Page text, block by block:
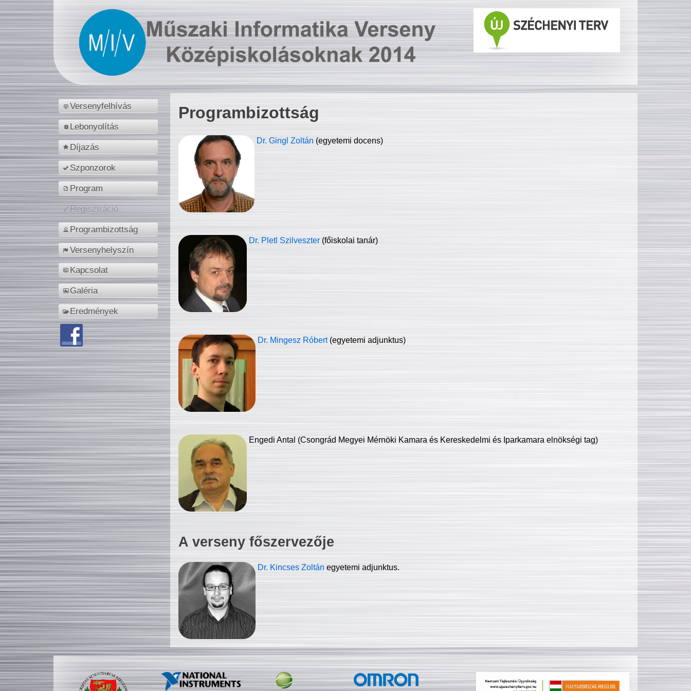
Versenyfelhívás
Lebonyolítás
Díjazás
Szponzorok
Program
Regisztráció
Programbizottság
Versenyhelyszín
Kapcsolat
Galéria
Eredmények
Programbizottság
Dr. Gingl Zoltán (egyetemi docens)
Dr. Pletl Szilveszter (főiskolai tanár)
Dr. Mingesz Róbert (egyetemi adjunktus)
Engedi Antal (Csongrád Megyei Mérnöki Kamara és Kereskedelmi és Iparkamara elnökségi tag)
A verseny főszervezője
Dr. Kincses Zoltán egyetemi adjunktus.